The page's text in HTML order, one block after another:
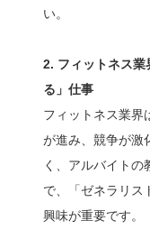
い。
2. フィットネス業
る」仕事
フィットネス業界
が進み、競争が激
く、アルバイトの
で、「ゼネラリス
興味が重要です。